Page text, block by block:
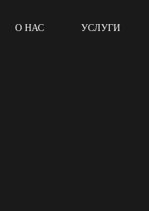
О НАС УСЛУГИ